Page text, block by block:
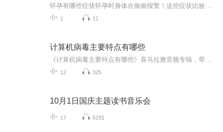
1 11
计算机病毒主要特点有哪些
12 325
10月1日国庆主题读书音乐会
17 6191